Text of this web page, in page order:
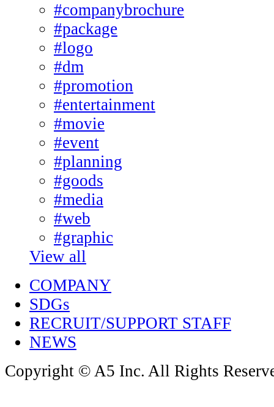
#companybrochure
#package
#logo
#dm
#promotion
#entertainment
#movie
#event
#planning
#goods
#media
#web
#graphic
View all
COMPANY
SDGs
RECRUIT/SUPPORT STAFF
NEWS
Copyright © A5 Inc. All Rights